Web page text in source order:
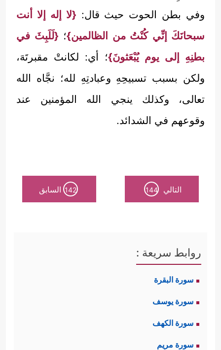
وفي بطن الحوت حيث قال: {لا إله إلا أنت
سبحانَكَ إنِّي كُنْتُ من الظالمين}؛ {لَلَبِثَ في
بطنِهِ إلى يوم يُبْعَثونَ}؛ أي: لكانتْ مقبرتَهَ،
ولكن بسبب تسبيحِهِ وعبادتِهِ لله؛ نجَّاه الله
تعالى، وكذلك ينجي الله المؤمنين عند
وقوعهم في الشدائد.
التالي 144
142 السابق
روابط سريعة :
سورة البقرة
سورة يوسف
سورة الكهف
سورة مريم